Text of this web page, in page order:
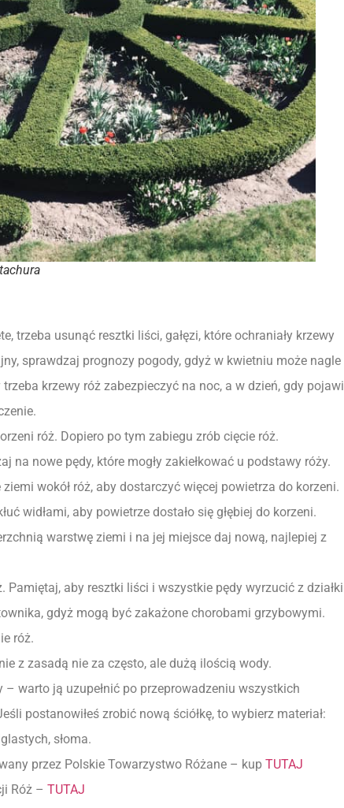
trzeba usunąć resztki liści, gałęzi, które ochraniały krzewy
sprawdzaj prognozy pogody, gdyż w kwietniu może nagle
krzewy róż zabezpieczyć na noc, a w dzień, gdy pojawi
róż. Dopiero po tym zabiegu zrób cięcie róż.
na nowe pędy, które mogły zakiełkować u podstawy róży.
wokół róż, aby dostarczyć więcej powietrza do korzeni.
widłami, aby powietrze dostało się głębiej do korzeni.
warstwę ziemi i na jej miejsce daj nową, najlepiej z
Pamiętaj, aby resztki liści i wszystkie pędy wyrzucić z działki
gdyż mogą być zakażone chorobami grzybowymi.
róż.
z zasadą nie za często, ale dużą ilością wody.
– warto ją uzupełnić po przeprowadzeniu wszystkich
postanowiłeś zrobić nową ściółkę, to wybierz materiał:
słoma.
przez Polskie Towarzystwo Różane – kup TUTAJ
Róż – TUTAJ